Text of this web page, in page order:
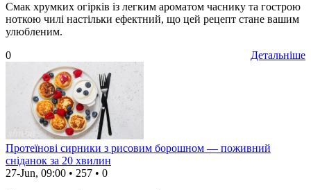
Смак хрумких огірків із легким ароматом часнику та гострою
ноткою чилі настільки ефектний, що цей рецепт стане вашим
улюбленим.
Детальніше
0
Протеїнові сирники з рисовим борошном — поживний
сніданок за 20 хвилин
27-Jun, 09:00 • 257 • 0